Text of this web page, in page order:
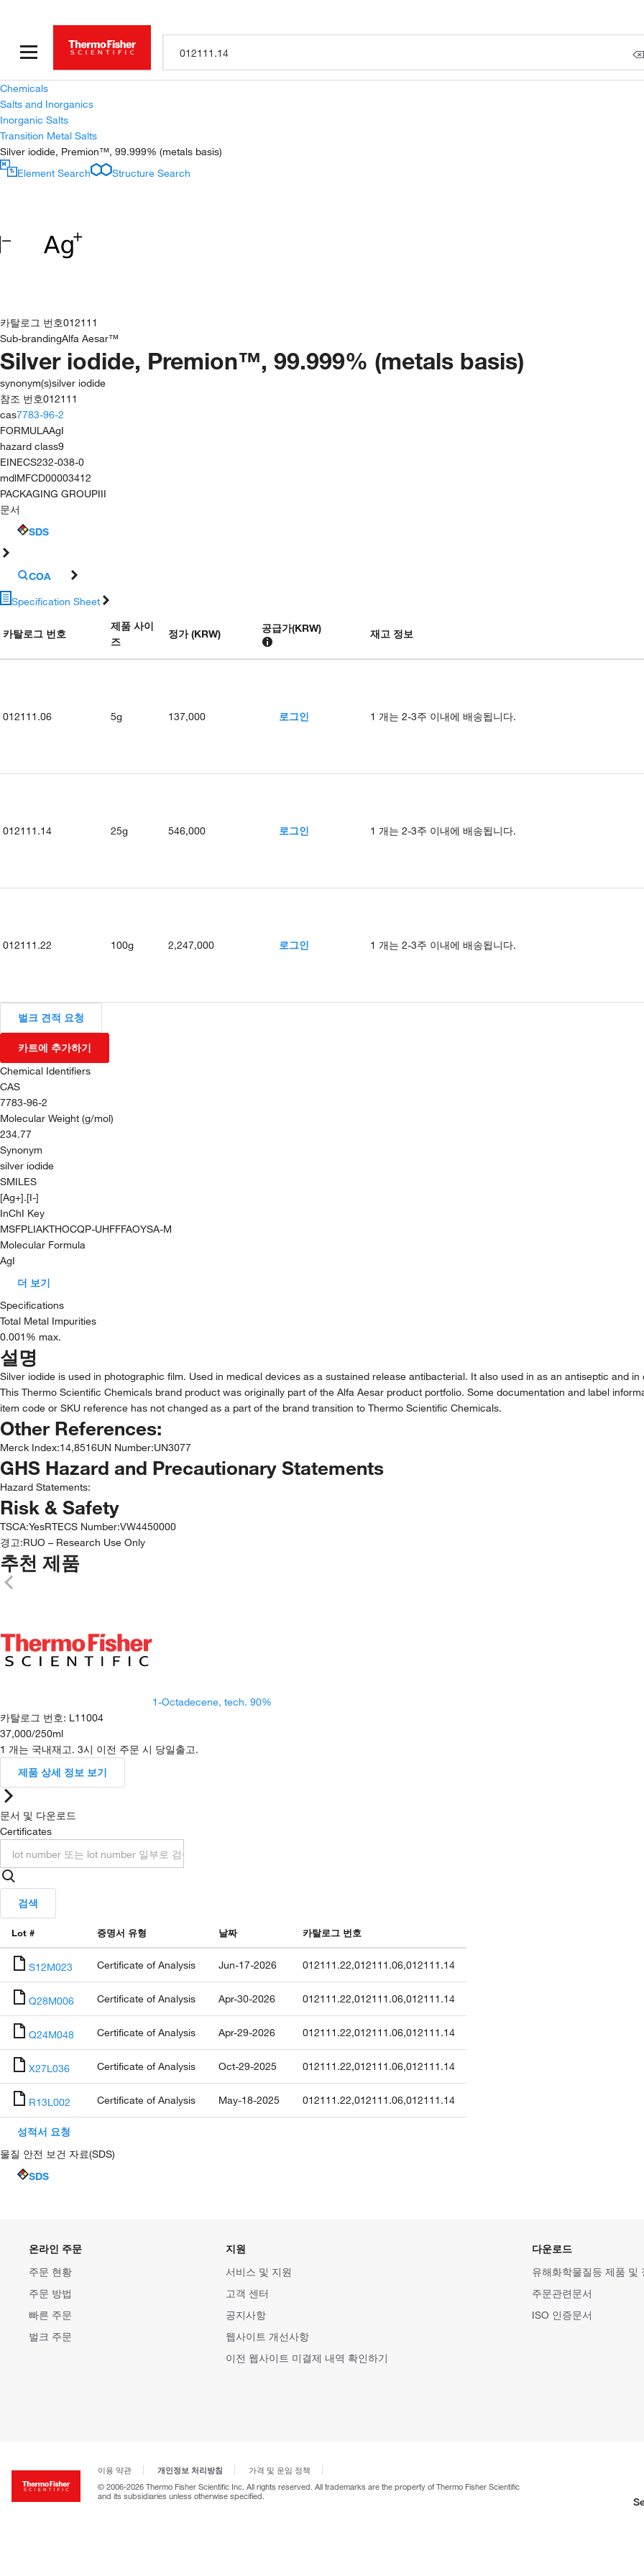
Chemicals
Salts and Inorganics
Inorganic Salts
Transition Metal Salts
Silver iodide, Premion™, 99.999% (metals basis)
Element Search
Structure Search
카탈로그 번호012111
Sub-brandingAlfa Aesar™
Silver iodide, Premion™, 99.999% (metals basis)
synonym(s)silver iodide
참조 번호012111
cas7783-96-2
FORMULAAgI
hazard class9
EINECS232-038-0
mdlMFCD00003412
PACKAGING GROUPIII
문서
SDS
COA
Specification Sheet
카탈로그 번호
제품 사이
즈
정가 (KRW) 공급가(KRW) 재고 정보
012111.06 5g 137,000 로그인 1 개는 2-3주 이내에 배송됩니다.
012111.14 25g 546,000 로그인 1 개는 2-3주 이내에 배송됩니다.
012111.22 100g 2,247,000 로그인 1 개는 2-3주 이내에 배송됩니다.
벌크 견적 요청
카트에 추가하기
Chemical Identifiers
CAS
7783-96-2
Molecular Weight (g/mol)
234.77
Synonym
silver iodide
SMILES
[Ag+].[I-]
InChI Key
MSFPLIAKTHOCQP-UHFFFAOYSA-M
Molecular Formula
AgI
더 보기
Specifications
Total Metal Impurities
0.001% max.
설명
Silver iodide is used in photographic film. Used in medical devices as a sustained release antibacterial. It also used in as an antiseptic and
This Thermo Scientific Chemicals brand product was originally part of the Alfa Aesar product portfolio. Some documentation and label
item code or SKU reference has not changed as a part of the brand transition to Thermo Scientific Chemicals.
Other References:
Merck Index:14,8516UN Number:UN3077
GHS Hazard and Precautionary Statements
Hazard Statements:
Risk & Safety
TSCA:YesRTECS Number:VW4450000
경고:RUO – Research Use Only
추천 제품
1-Octadecene, tech. 90%
카탈로그 번호: L11004
37,000/250ml
1 개는 국내재고. 3시 이전 주문 시 당일출고.
제품 상세 정보 보기
문서 및 다운로드
Certificates
검색
Lot # 증명서 유형 날짜 카탈로그 번호
S12M023 Certificate of Analysis Jun-17-2026 012111.22,012111.06,012111.14
Q28M006 Certificate of Analysis Apr-30-2026 012111.22,012111.06,012111.14
Q24M048 Certificate of Analysis Apr-29-2026 012111.22,012111.06,012111.14
X27L036 Certificate of Analysis Oct-29-2025 012111.22,012111.06,012111.14
R13L002 Certificate of Analysis May-18-2025 012111.22,012111.06,012111.14
성적서 요청
물질 안전 보건 자료(SDS)
SDS
온라인 주문
주문 현황
주문 방법
빠른 주문
벌크 주문
지원
서비스 및 지원
고객 센터
공지사항
웹사이트 개선사항
이전 웹사이트 미결제 내역 확인하기
다운로드
유해화학물질등 제품 및
주문관련문서
ISO 인증문서
이용 약관 개인정보 처리방침
가격 및 운임 정책
© 2006-2026 Thermo Fisher Scientific Inc. All rights reserved. All trademarks are the property of Thermo Fisher Scientific
and its subsidiaries unless otherwise specified.